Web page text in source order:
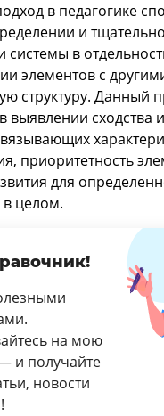
в педагогике
и
системы в
элементов с
структуру. Данный
выявлении сходства
приоритетность
для
целом.
на мою
и получайте
новости